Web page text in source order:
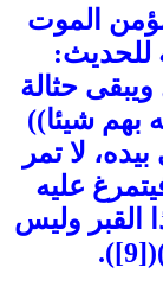
الموت
للحديث:
حثالة
بهم شيئا))
لا تمر
عليه
القبر وليس